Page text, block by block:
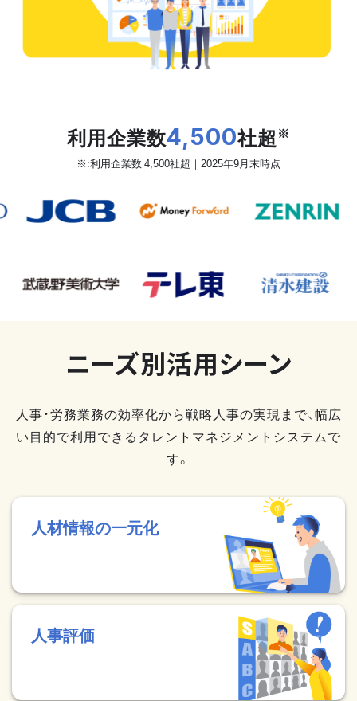
利用企業数4,500社超 ※
※:利用企業数 4,500社超｜2025年9月末時点
ニーズ別活用シーン
人事・労務業務の効率化から戦略人事の実現まで、幅広
い目的で利用できるタレントマネジメントシステムで
す。
人材情報の一元化
人事評価